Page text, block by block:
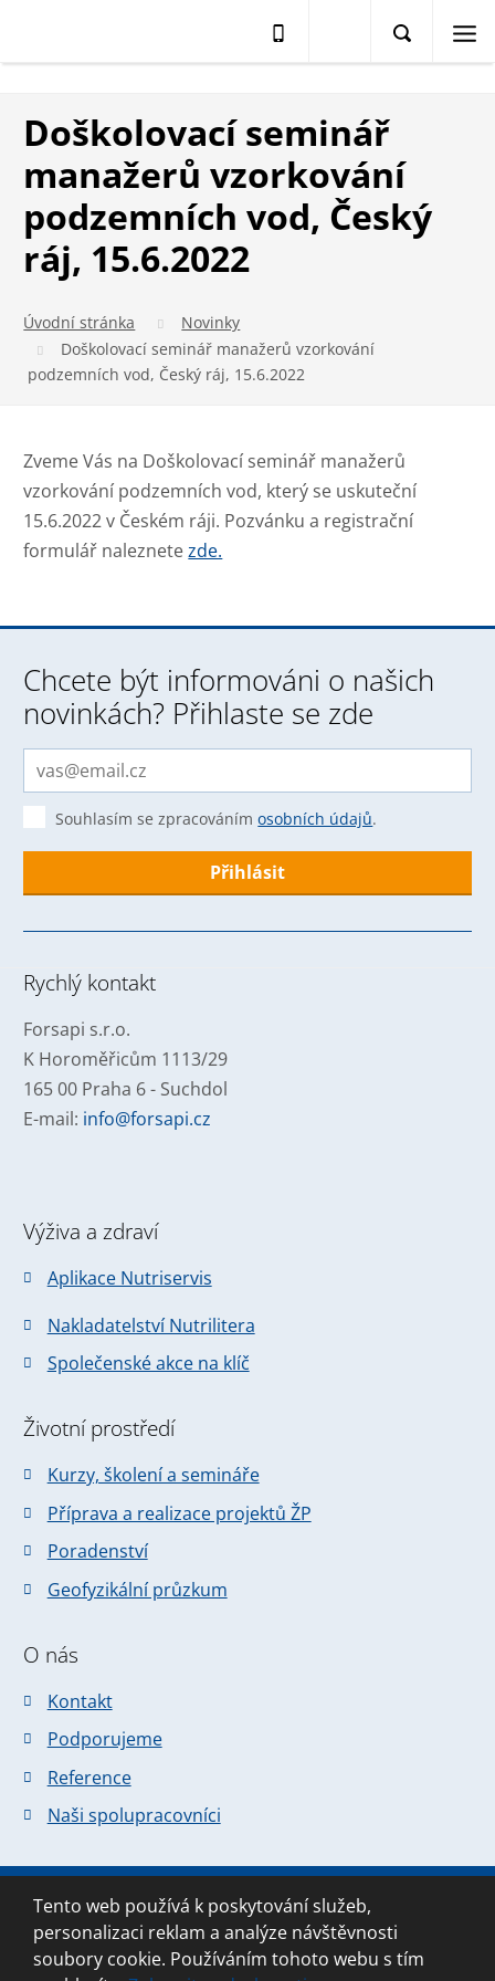
Doškolovací seminář
manažerů vzorkování
podzemních vod, Český
ráj, 15.6.2022
Úvodní stránka
Novinky
Doškolovací seminář manažerů vzorkování
podzemních vod, Český ráj, 15.6.2022
Zveme Vás na Doškolovací seminář manažerů
vzorkování podzemních vod, který se uskuteční
15.6.2022 v Českém ráji. Pozvánku a registrační
formulář naleznetezde.
Chcete být informováni o našich
novinkách? Přihlaste se zde
Souhlasím se zpracovánímosobních údajů.
se
nepodařilo
odeslat.
Rychlý kontakt
Forsapi s.r.o.
K Horoměřicům 1113/29
165 00 Praha 6 - Suchdol
E-mail: info@forsapi.cz
Výživa a zdraví
Aplikace Nutriservis
Nakladatelství Nutrilitera
Společenské akce na klíč
Životní prostředí
Kurzy, školení a semináře
Příprava a realizace projektů ŽP
Poradenství
Geofyzikální průzkum
O nás
Kontakt
Podporujeme
Reference
Naši spolupracovníci
© 2026 Forsapi s.r.o., vytvořila eBRÁNA
Mapa stránek| Podmínky použití
Tento web používá k poskytování služeb,
personalizaci reklam a analýze návštěvnosti
soubory cookie. Používáním tohoto webu s tím